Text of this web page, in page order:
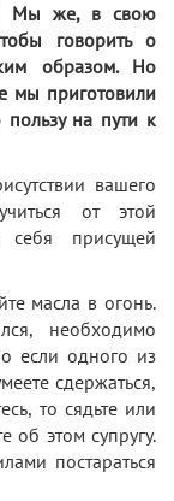
Мы же, в свою
говорить о
образом. Но
мы приготовили
пользу на пути к
вашего
от этой
присущей
масла в огонь.
необходимо
если одного из
сдержаться,
то сядьте или
об этом супругу.
постараться